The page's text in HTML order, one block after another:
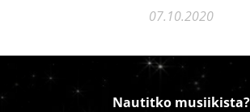
07.10.2020
Nautitko musiikista?